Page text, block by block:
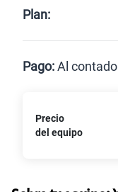
Plan:
Paga solo
Pago:Al contado
Al contado
Precio
del equipo